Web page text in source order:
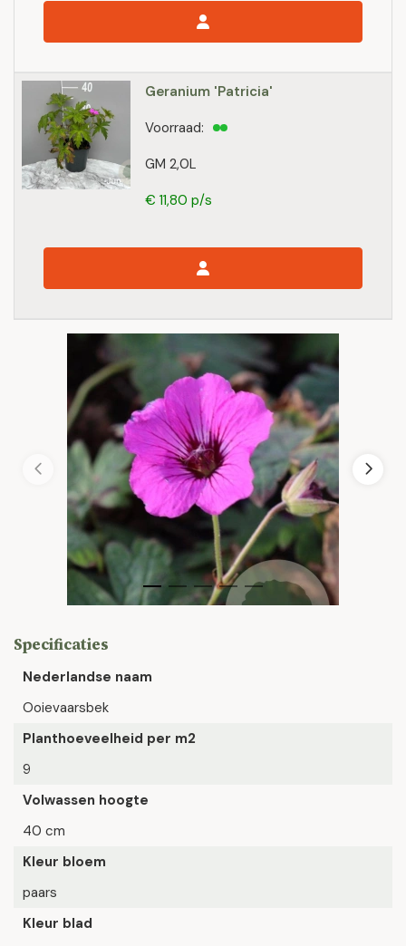
Geranium 'Patricia'
GM 2,0L
Voorraad:
€ 11,80 p/s
Specificaties
Nederlandse naam
Ooievaarsbek
Planthoeveelheid per m2
9
Volwassen hoogte
40 cm
Kleur bloem
paars
Kleur blad